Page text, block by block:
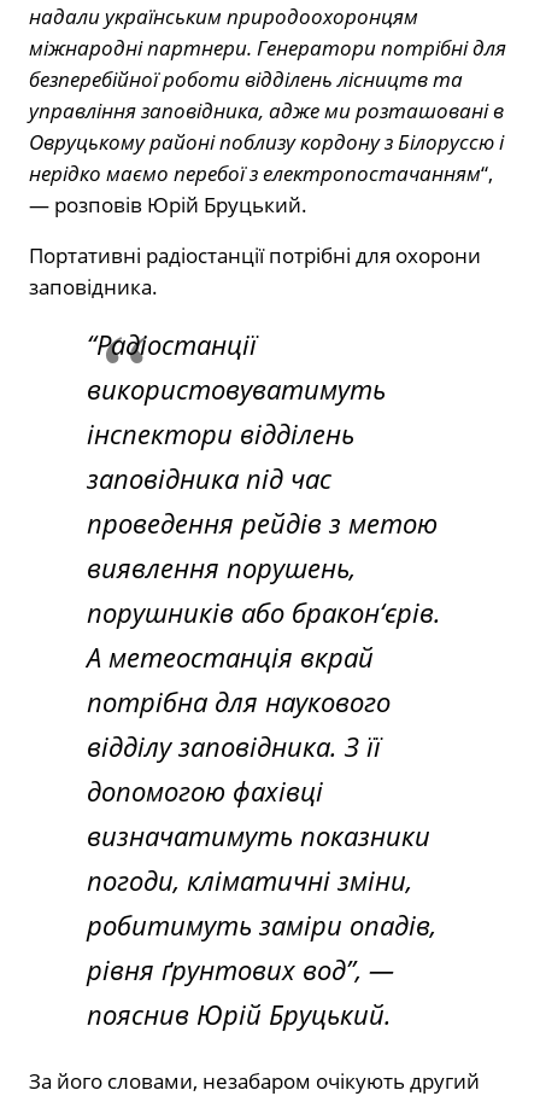
надали українським природоохоронцям
міжнародні партнери. Генератори потрібні для
безперебійної роботи відділень лісництв та
управління заповідника, адже ми розташовані в
Овруцькому районі поблизу кордону з Білоруссю і
нерідко маємо перебої з електропостачанням“,
— розповів Юрій Бруцький.
Портативні радіостанції потрібні для охорони
заповідника.
“Радіостанції
використовуватимуть
інспектори відділень
заповідника під час
проведення рейдів з метою
виявлення порушень,
порушників або бракон‘єрів.
А метеостанція вкрай
потрібна для наукового
відділу заповідника. З її
допомогою фахівці
визначатимуть показники
погоди, кліматичні зміни,
робитимуть заміри опадів,
рівня ґрунтових вод”, —
пояснив Юрій Бруцький.
За його словами, незабаром очікують другий